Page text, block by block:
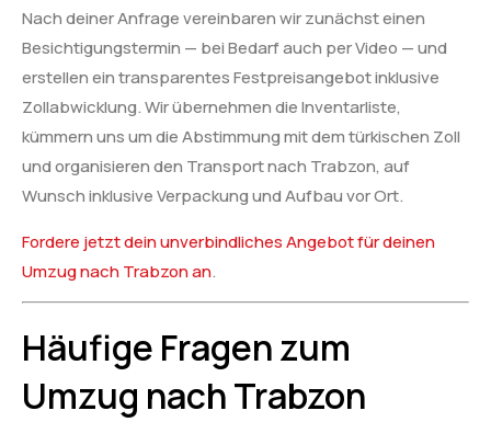
Nach deiner Anfrage vereinbaren wir zunächst einen
Besichtigungstermin — bei Bedarf auch per Video — und
erstellen ein transparentes Festpreisangebot inklusive
Zollabwicklung. Wir übernehmen die Inventarliste,
kümmern uns um die Abstimmung mit dem türkischen Zoll
und organisieren den Transport nach Trabzon, auf
Wunsch inklusive Verpackung und Aufbau vor Ort.
Fordere jetzt dein unverbindliches Angebot für deinen
Umzug nach Trabzon an.
Häufige Fragen zum
Umzug nach Trabzon